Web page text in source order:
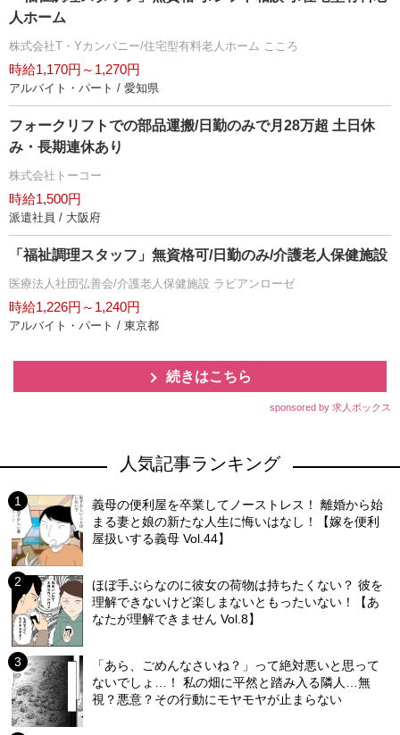
人ホーム
株式会社T・Yカンパニー/住宅型有料老人ホーム こころ
時給1,170円～1,270円
アルバイト・パート / 愛知県
フォークリフトでの部品運搬/日勤のみで月28万超 土日休
み・長期連休あり
株式会社トーコー
時給1,500円
派遣社員 / 大阪府
「福祉調理スタッフ」無資格可/日勤のみ/介護老人保健施設
医療法人社団弘善会/介護老人保健施設 ラビアンローゼ
時給1,226円～1,240円
アルバイト・パート / 東京都
続きはこちら
sponsored by 求人ボックス
人気記事ランキング
義母の便利屋を卒業してノーストレス！ 離婚から始
まる妻と娘の新たな人生に悔いはなし！【嫁を便利
屋扱いする義母 Vol.44】
ほぼ手ぶらなのに彼女の荷物は持ちたくない？ 彼を
理解できないけど楽しまないともったいない！【あ
なたが理解できません Vol.8】
「あら、ごめんなさいね？」って絶対悪いと思って
ないでしょ…！ 私の畑に平然と踏み入る隣人…無
視？悪意？その行動にモヤモヤが止まらない